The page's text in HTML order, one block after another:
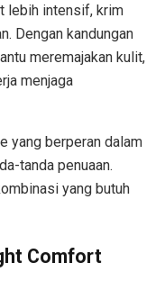
lebih intensif, krim
Dengan kandungan
meremajakan kulit,
menjaga
yang berperan dalam
tanda penuaan.
yang butuh
Comfort